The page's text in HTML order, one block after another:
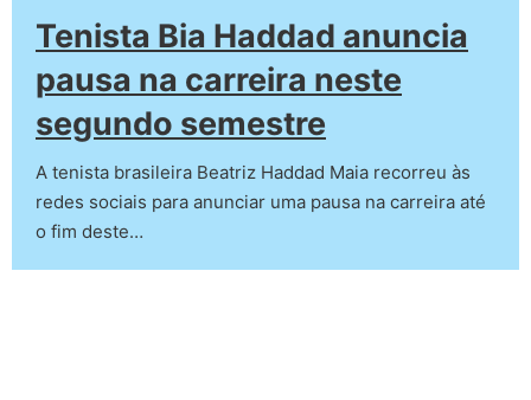
Tenista Bia Haddad anuncia
pausa na carreira neste
segundo semestre
A tenista brasileira Beatriz Haddad Maia recorreu às
redes sociais para anunciar uma pausa na carreira até
o fim deste…